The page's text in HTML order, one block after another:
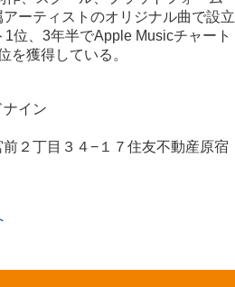
ーティストのオリジナル曲で設立
位、3年半でApple Musicチャート
を獲得している。
イン
２丁目３４−１７住友不動産原宿